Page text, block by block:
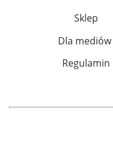
Sklep
Dla mediów
Regulamin